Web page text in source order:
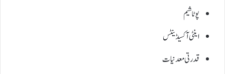
پوٹاشیم
اینٹی آکسیڈینٹس
قدرتی معدنیات